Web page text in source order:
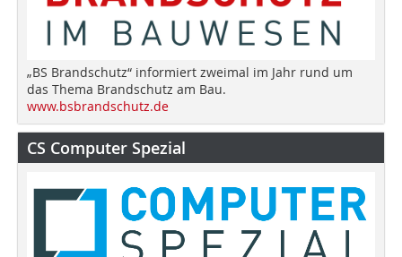
„BS Brandschutz“ informiert zweimal im Jahr rund um
das Thema Brandschutz am Bau.
www.bsbrandschutz.de
CS Computer Spezial